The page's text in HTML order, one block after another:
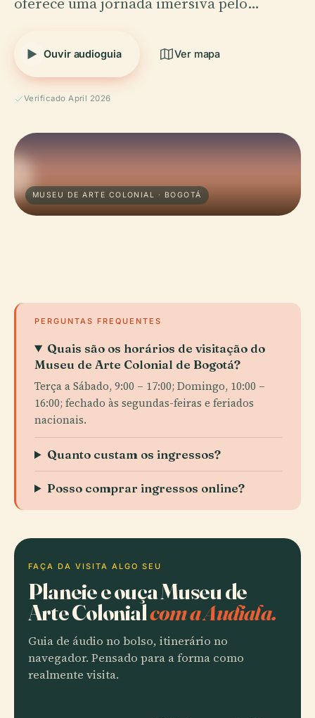
Ouvir audioguia Ver mapa
Verificado April 2026
MUSEU DE ARTE COLONIAL · BOGOTÁ
PERGUNTAS FREQUENTES
Quais são os horários de visitação do
Museu de Arte Colonial de Bogotá?
Terça a Sábado, 9:00 – 17:00; Domingo, 10:00 –
16:00; fechado às segundas-feiras e feriados
nacionais.
Quanto custam os ingressos?
Posso comprar ingressos online?
FAÇA DA VISITA ALGO SEU
Planeie e ouça Museu de
Arte Colonialcom a Audiala.
Guia de áudio no bolso, itinerário no
navegador. Pensado para a forma como
realmente visita.